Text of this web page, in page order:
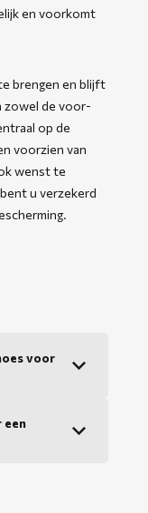
en voorkomt
brengen en blijft
zowel de voor-
op de
voorzien van
wenst te
u verzekerd
voor
een